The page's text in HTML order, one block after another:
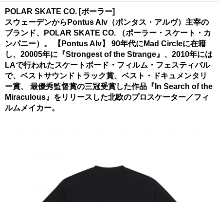
POLAR SKATE CO. [ポーラー]
スウェーデンからPontus Alv（ポンタス・アルヴ）主宰の
ブランド、POLAR SKATE CO. （ポーラー・スケート・カ
ンパニー）。 【Pontus Alv】 90年代にMad Circleに在籍
し、20005年に『Strongest of the Strange』、2010年には
LAで行われたスケートボード・フィルム・フェスティバル
で、ベストサウンドトラック賞、ベスト・ドキュメンタリ
ー賞、 最優秀監督賞の三冠受賞した作品『In Search of the
Miraculous』をリリースした北欧のプロスケーター／フィ
ルムメイカー。